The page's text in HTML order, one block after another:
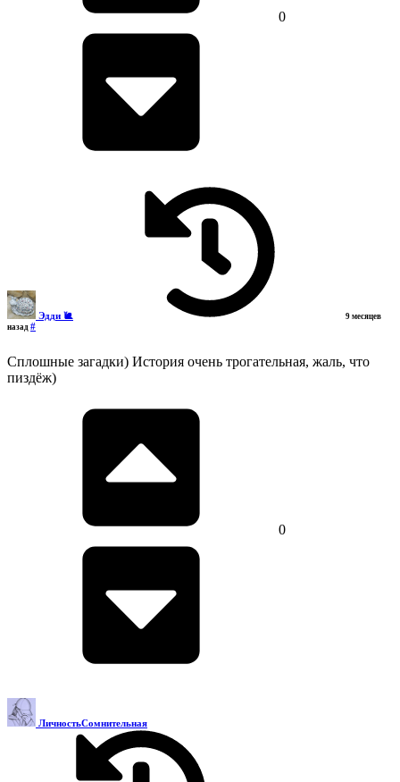
0
Эдди 🐌
9 месяцев
назад #
Сплошные загадки) История очень трогательная, жаль, что
пиздёж)
0
ЛичностьСомнительная